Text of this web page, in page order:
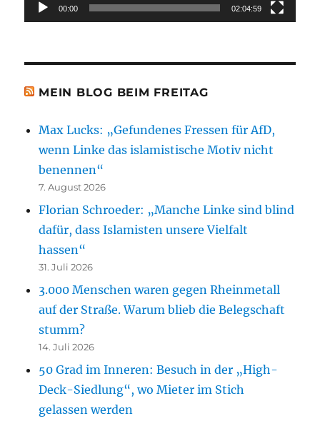
00:00 02:04:59
MEIN BLOG BEIM FREITAG
Max Lucks: „Gefundenes Fressen für AfD,
wenn Linke das islamistische Motiv nicht
benennen“
7. August 2026
Florian Schroeder: „Manche Linke sind blind
dafür, dass Islamisten unsere Vielfalt
hassen“
31. Juli 2026
3.000 Menschen waren gegen Rheinmetall
auf der Straße. Warum blieb die Belegschaft
stumm?
14. Juli 2026
50 Grad im Inneren: Besuch in der „High-
Deck-Siedlung“, wo Mieter im Stich
gelassen werden